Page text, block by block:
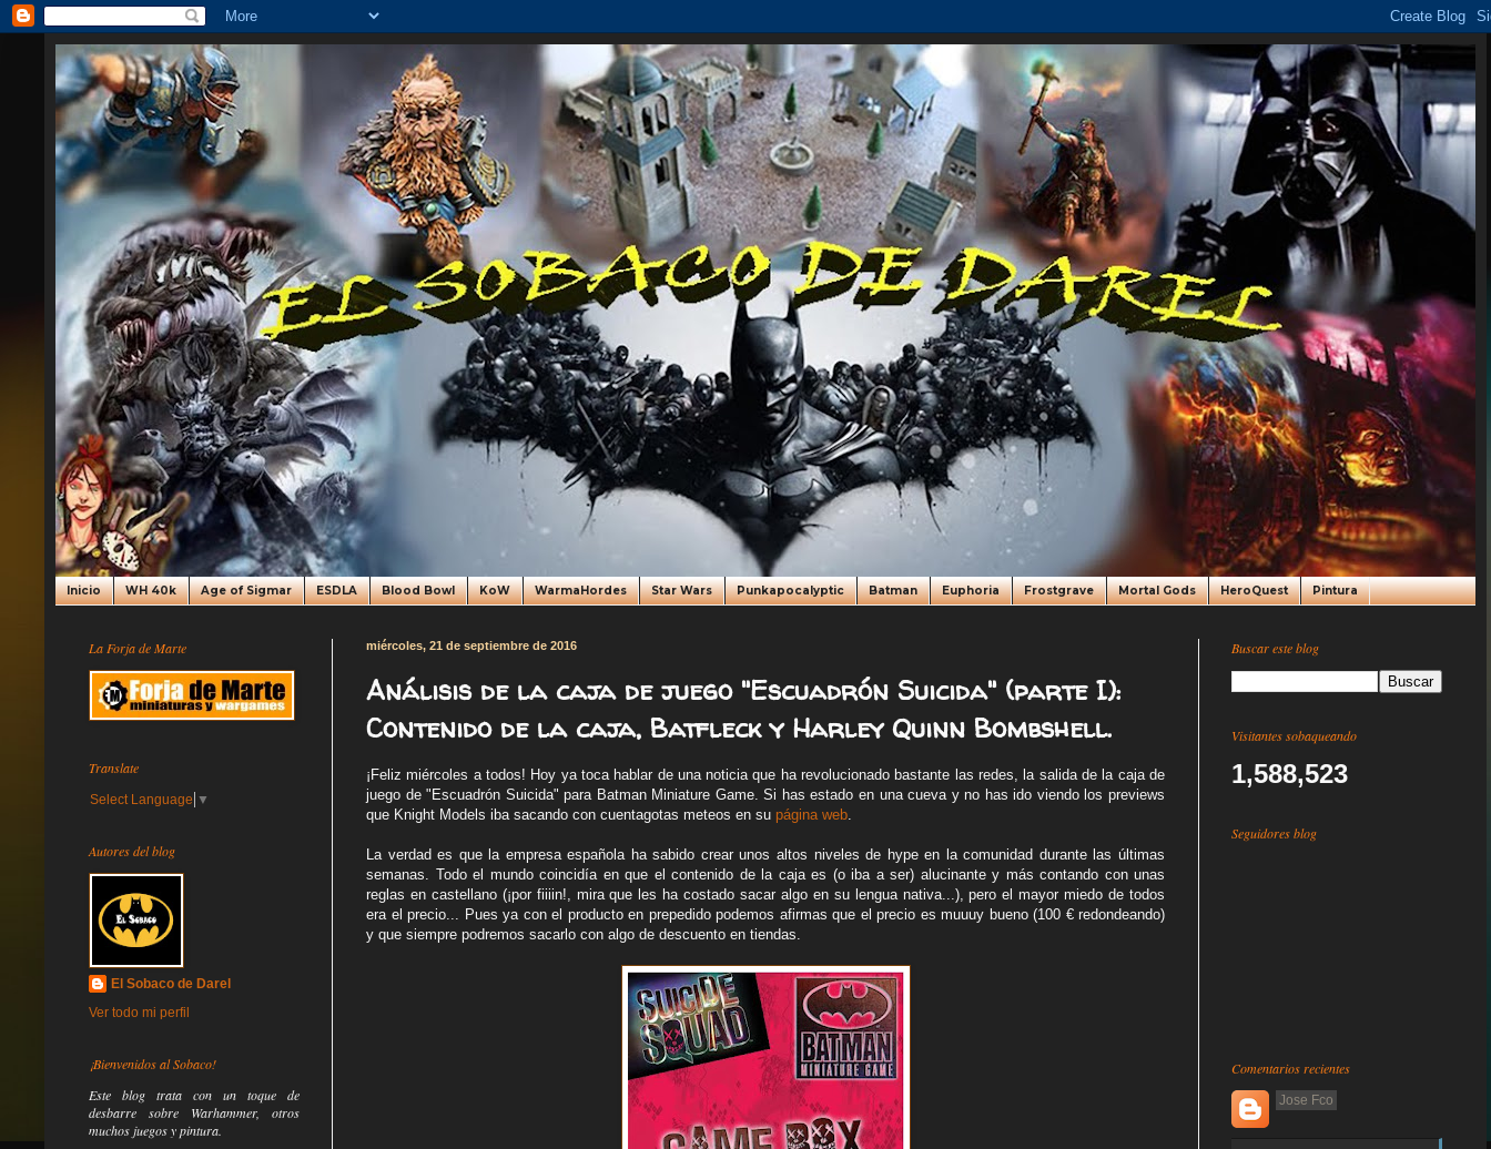
Inicio WH 40k Age of Sigmar ESDLA Blood Bowl KoW WarmaHordes Star Wars Punkapocalyptic Batman Euphoria Frostgrave Mortal Gods HeroQuest Pintura
miércoles, 21 de septiembre de 2016
Análisis de la caja de juego "Escuadrón Suicida" (parte I):
Contenido de la caja, Batfleck y Harley Quinn Bombshell.
¡Feliz miércoles a todos! Hoy ya toca hablar de una noticia que ha revolucionado bastante las redes, la salida de la caja de
juego de "Escuadrón Suicida" para Batman Miniature Game. Si has estado en una cueva y no has ido viendo los previews
que Knight Models iba sacando con cuentagotas meteos en su página web.
La verdad es que la empresa española ha sabido crear unos altos niveles de hype en la comunidad durante las últimas
semanas. Todo el mundo coincidía en que el contenido de la caja es (o iba a ser) alucinante y más contando con unas
reglas en castellano (¡por fiiiin!, mira que les ha costado sacar algo en su lengua nativa...), pero el mayor miedo de todos
era el precio... Pues ya con el producto en prepedido podemos afirmas que el precio es muuuy bueno (100 € redondeando)
y que siempre podremos sacarlo con algo de descuento en tiendas.
La Forja de Marte
Translate
Select Language ▼
Autores del blog
El Sobaco de Darel
Ver todo mi perfil
¡Bienvenidos al Sobaco!
Este blog trata con un toque de
desbarre sobre Warhammer, otros
muchos juegos y pintura.
Buscar este blog
Visitantes sobaqueando
1,588,523
Seguidores blog
Comentarios recientes
Jose Fco